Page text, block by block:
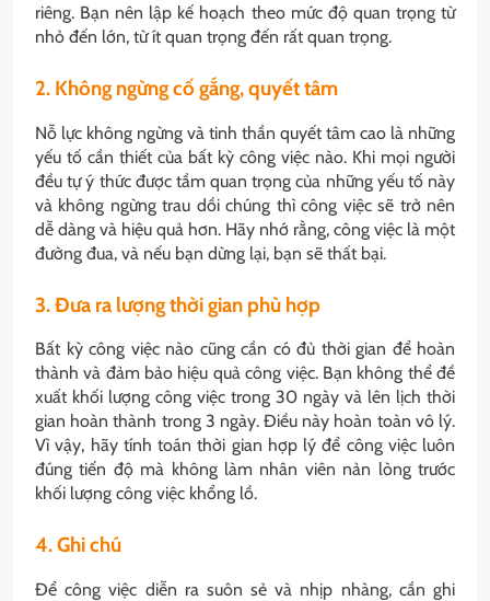
riêng. Bạn nên lập kế hoạch theo mức độ quan trọng từ
nhỏ đến lớn, từ ít quan trọng đến rất quan trọng.
2. Không ngừng cố gắng, quyết tâm
Nỗ lực không ngừng và tinh thần quyết tâm cao là những
yếu tố cần thiết của bất kỳ công việc nào. Khi mọi người
đều tự ý thức được tầm quan trọng của những yếu tố này
và không ngừng trau dồi chúng thì công việc sẽ trở nên
dễ dàng và hiệu quả hơn. Hãy nhớ rằng, công việc là một
đường đua, và nếu bạn dừng lại, bạn sẽ thất bại.
3. Đưa ra lượng thời gian phù hợp
Bất kỳ công việc nào cũng cần có đủ thời gian để hoàn
thành và đảm bảo hiệu quả công việc. Bạn không thể đề
xuất khối lượng công việc trong 30 ngày và lên lịch thời
gian hoàn thành trong 3 ngày. Điều này hoàn toàn vô lý.
Vì vậy, hãy tính toán thời gian hợp lý để công việc luôn
đúng tiến độ mà không làm nhân viên nản lòng trước
khối lượng công việc khổng lồ.
4. Ghi chú
Để công việc diễn ra suôn sẻ và nhịp nhàng, cần ghi